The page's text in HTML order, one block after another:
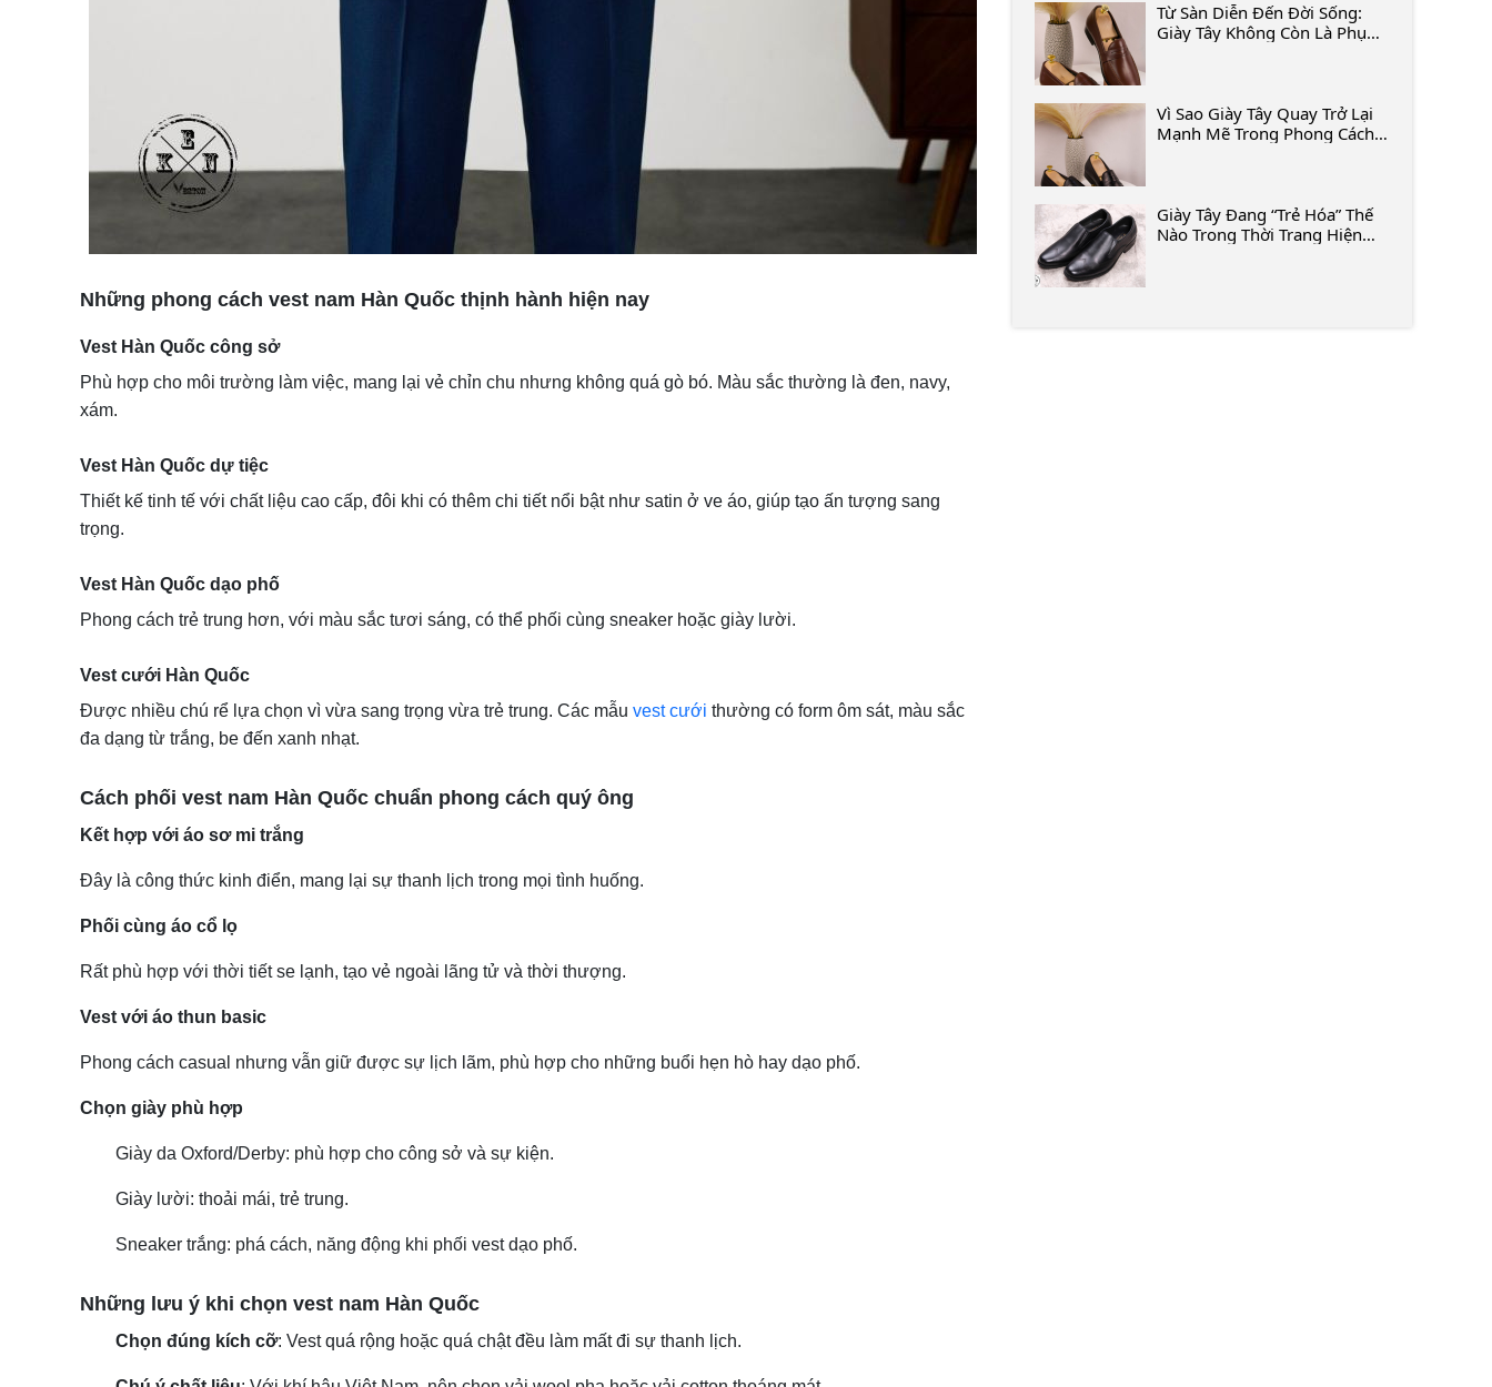
Những phong cách vest nam Hàn Quốc thịnh hành hiện nay
Vest Hàn Quốc công sở
Phù hợp cho môi trường làm việc, mang lại vẻ chỉn chu nhưng không quá gò bó. Màu sắc thường là đen, navy,
xám.
Vest Hàn Quốc dự tiệc
Thiết kế tinh tế với chất liệu cao cấp, đôi khi có thêm chi tiết nổi bật như satin ở ve áo, giúp tạo ấn tượng sang
trọng.
Vest Hàn Quốc dạo phố
Phong cách trẻ trung hơn, với màu sắc tươi sáng, có thể phối cùng sneaker hoặc giày lười.
Vest cưới Hàn Quốc
Được nhiều chú rể lựa chọn vì vừa sang trọng vừa trẻ trung. Các mẫu vest cưới thường có form ôm sát, màu sắc
đa dạng từ trắng, be đến xanh nhạt.
Cách phối vest nam Hàn Quốc chuẩn phong cách quý ông
Kết hợp với áo sơ mi trắng
Đây là công thức kinh điển, mang lại sự thanh lịch trong mọi tình huống.
Phối cùng áo cổ lọ
Rất phù hợp với thời tiết se lạnh, tạo vẻ ngoài lãng tử và thời thượng.
Vest với áo thun basic
Phong cách casual nhưng vẫn giữ được sự lịch lãm, phù hợp cho những buổi hẹn hò hay dạo phố.
Chọn giày phù hợp
Giày da Oxford/Derby: phù hợp cho công sở và sự kiện.
Giày lười: thoải mái, trẻ trung.
Sneaker trắng: phá cách, năng động khi phối vest dạo phố.
Những lưu ý khi chọn vest nam Hàn Quốc
Chọn đúng kích cỡ: Vest quá rộng hoặc quá chật đều làm mất đi sự thanh lịch.
Từ Sàn Diễn Đến Đời Sống:
Giày Tây Không Còn Là Phụ
Vì Sao Giày Tây Quay Trở Lại
Mạnh Mẽ Trong Phong Cách
Giày Tây Đang “trẻ Hóa” Thế
Nào Trong Thời Trang Hiện